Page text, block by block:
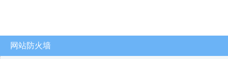
网站防火墙